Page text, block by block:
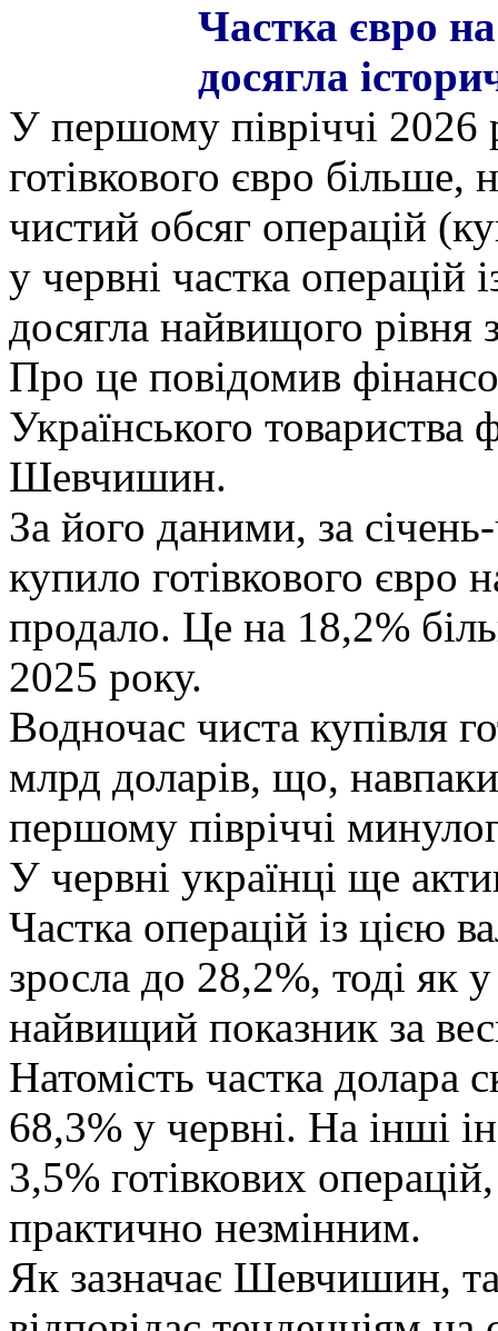
Частка євро
досягла
У першому півріччі 2026
готівкового євро більше,
чистий обсяг операцій
у червні частка
досягла найвищого рівня
Про це повідомив
Українського товариства
Шевчишин.
За його даними, за
купило готівкового євро
продало. Це на 18,2%
2025 року.
Водночас чиста купівля
млрд доларів, що,
першому півріччі
У червні українці ще
Частка операцій із цією
зросла до 28,2%, тоді як
найвищий показник за
Натомість частка долара
68,3% у червні. На інші
3,5% готівкових
практично незмінним.
Як зазначає Шевчишин,